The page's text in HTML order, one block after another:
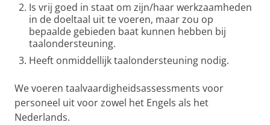
Is vrij goed in staat om zijn/haar werkzaamheden
in de doeltaal uit te voeren, maar zou op
bepaalde gebieden baat kunnen hebben bij
taalondersteuning.
Heeft onmiddellijk taalondersteuning nodig.
We voeren taalvaardigheidsassessments voor
personeel uit voor zowel het Engels als het
Nederlands.